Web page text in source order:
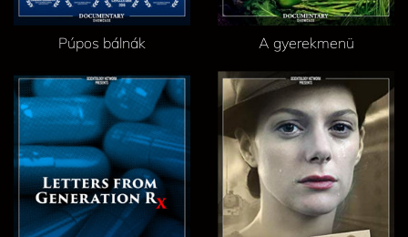
Púpos bálnák A gyerekmenü